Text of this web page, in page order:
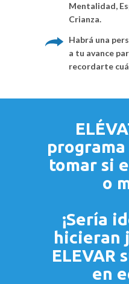
Mentalidad,
Crianza.
Habrá una
a tu avance
recordarte
tomar si
o
¡Sería
hicieran
ELEVAR
en